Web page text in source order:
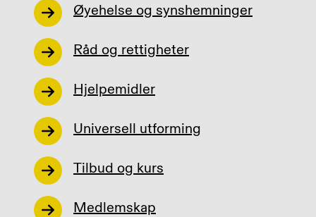
Øyehelse og synshemninger
Råd og rettigheter
Hjelpemidler
Universell utforming
Tilbud og kurs
Medlemskap